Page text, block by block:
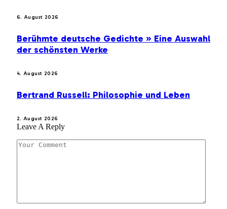
6. August 2026
Berühmte deutsche Gedichte » Eine Auswahl
der schönsten Werke
4. August 2026
Bertrand Russell: Philosophie und Leben
2. August 2026
Leave A Reply